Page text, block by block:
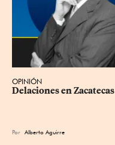
OPINIÓN
Delaciones en Zacatecas
Por Alberto Aguirre